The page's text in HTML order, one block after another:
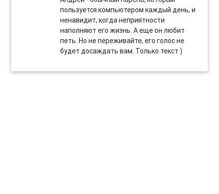
пользуется компьютером каждый день, и
ненавидит, когда неприятности
наполняют его жизнь. А еще он любит
петь. Но не переживайте, его голос не
будет досаждать вам. Только текст )